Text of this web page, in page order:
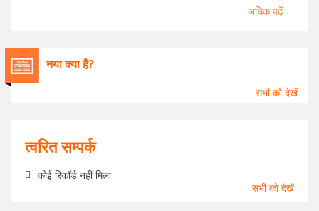
"भारतीय रेल में लंबी दूरी क�...
भारत के नियंत्रक‑महालेखा�...
अधिक पढ़ें
नया क्या है?
सभी को देखें
त्वरित सम्पर्क
कोई रिकॉर्ड नहीं मिला
सभी को देखें